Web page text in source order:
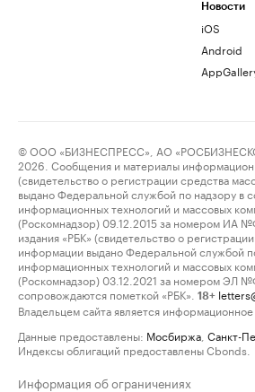
Новости
iOS
Android
© ООО «БИЗНЕСПРЕСС», АО
2026. Сообщения и материалы
(свидетельство о регистрации средства
выдано Федеральной службой по надзору в
информационных технологий и массовых
(Роскомнадзор) 09.12.2015 за номером ИА
издания «РБК» (свидетельство о
информации выдано Федеральной службой
информационных технологий и массовых
(Роскомнадзор) 03.12.2021 за номером ЭЛ
сопровождаются пометкой «РБК».
18+
Владельцем сайта является информационное
Данные предоставлены: Мосбиржа Санкт-
Индексы облигаций предоставлены Cbonds.
Информация об ограничениях